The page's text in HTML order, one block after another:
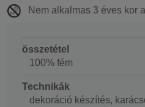
Nem alkalmas 3 éves kor
összetétel
100% fém
Technikák
dekoráció készítés,